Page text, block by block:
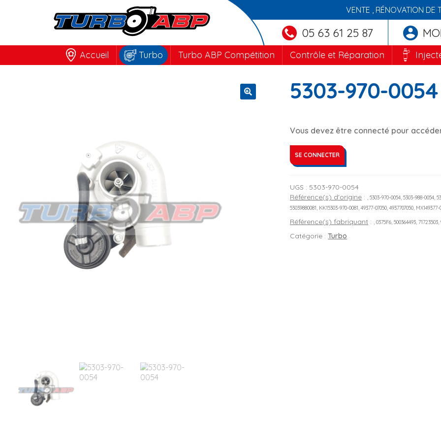
VENTE , RÉNOVATION DE
05 63 61 25 87
Accueil Turbo Turbo ABP Compétition Contrôle et Réparation
5303-970-0054
Vous devez être connecté pour
SE CONNECTER
UGS : 5303-970-0054
Référence(s) d'origine :
, 5303-970-0054, 5303-988-0054,
53039880081, KK15303-970-0081, 49377-07050, 4937707050,
Référence(s) fabriquant : , 0375F6, 500364493,
Catégorie :Turbo